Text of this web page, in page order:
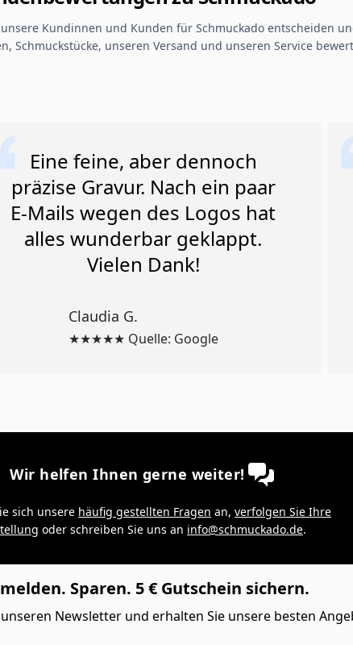
Kundinnen und Kunden für Schmuckado entscheiden
Schmuckstücke, unseren Versand und unseren Service
Eine feine, aber dennoch
präzise Gravur. Nach ein paar
E-Mails wegen des Logos hat
alles wunderbar geklappt.
Vielen Dank!
Claudia G.
★★★★★ Quelle: Google
Wir helfen Ihnen gerne weiter!
sich unsere häufig gestellten Fragen an, verfolgen Sie Ihre
oder schreiben Sie uns an info@schmuckado.de.
Sparen. 5 € Gutschein sichern.
Newsletter und erhalten Sie unsere besten